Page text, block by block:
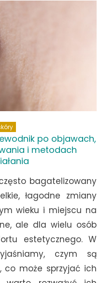
po objawach,
i metodach
bagatelizowany
łagodne zmiany
wieku i miejscu na
ale dla wielu osób
estetycznego. W
czym są
co może sprzyjać ich